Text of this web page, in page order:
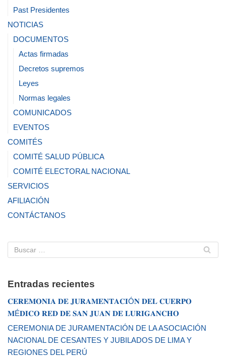
Past Presidentes
NOTICIAS
DOCUMENTOS
Actas firmadas
Decretos supremos
Leyes
Normas legales
COMUNICADOS
EVENTOS
COMITÉS
COMITÉ SALUD PÚBLICA
COMITÉ ELECTORAL NACIONAL
SERVICIOS
AFILIACIÓN
CONTÁCTANOS
Entradas recientes
𝐂𝐄𝐑𝐄𝐌𝐎𝐍𝐈𝐀 𝐃𝐄 𝐉𝐔𝐑𝐀𝐌𝐄𝐍𝐓𝐀𝐂𝐈Ó𝐍 𝐃𝐄𝐋 𝐂𝐔𝐄𝐑𝐏𝐎
𝐌É𝐃𝐈𝐂𝐎 𝐑𝐄𝐃 𝐃𝐄 𝐒𝐀𝐍 𝐉𝐔𝐀𝐍 𝐃𝐄 𝐋𝐔𝐑𝐈𝐆𝐀𝐍𝐂𝐇𝐎
CEREMONIA DE JURAMENTACIÓN DE LA ASOCIACIÓN
NACIONAL DE CESANTES Y JUBILADOS DE LIMA Y
REGIONES DEL PERÚ